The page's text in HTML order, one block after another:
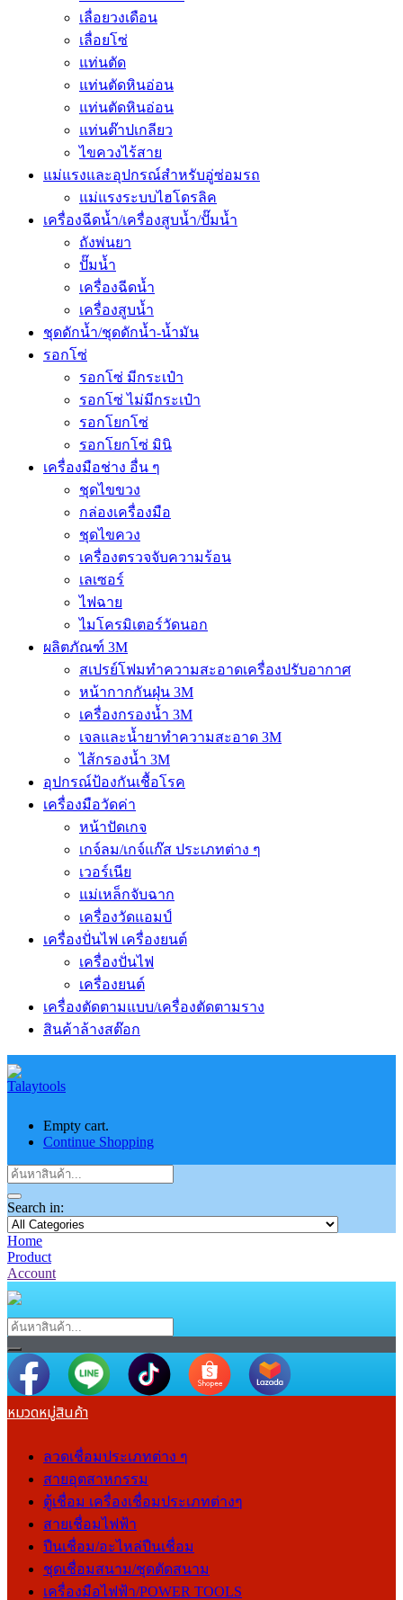
เลื่อยวงเดือน
เลื่อยโซ่
แท่นตัด
แท่นตัดหินอ่อน
แท่นตัดหินอ่อน
แท่นต๊าปเกลียว
ไขควงไร้สาย
แม่แรงและอุปกรณ์สำหรับอู่ซ่อมรถ
แม่แรงระบบไฮโดรลิค
เครื่องฉีดน้ำ/เครื่องสูบน้ำ/ปั๊มน้ำ
ถังพ่นยา
ปั๊มน้ำ
เครื่องฉีดน้ำ
เครื่องสูบน้ำ
ชุดดักน้ำ/ชุดดักน้ำ-น้ำมัน
รอกโซ่
รอกโซ่ มีกระเป๋า
รอกโซ่ ไม่มีกระเป๋า
รอกโยกโซ่
รอกโยกโซ่ มินิ
เครื่องมือช่าง อื่น ๆ
ชุดไขขวง
กล่องเครื่องมือ
ชุดไขควง
เครื่องตรวจจับความร้อน
เลเซอร์
ไฟฉาย
ไมโครมิเตอร์วัดนอก
ผลิตภัณฑ์ 3M
สเปรย์โฟมทำความสะอาดเครื่องปรับอากาศ
หน้ากากกันฝุ่น 3M
เครื่องกรองน้ำ 3M
เจลและน้ำยาทำความสะอาด 3M
ไส้กรองน้ำ 3M
อุปกรณ์ป้องกันเชื้อโรค
เครื่องมือวัดค่า
หน้าปัดเกจ
เกจ์ลม/เกจ์แก๊ส ประเภทต่าง ๆ
เวอร์เนีย
แม่เหล็กจับฉาก
เครื่องวัดแอมป์
เครื่องปั่นไฟ เครื่องยนต์
เครื่องปั่นไฟ
เครื่องยนต์
เครื่องตัดตามแบบ/เครื่องตัดตามราง
สินค้าล้างสต๊อก
Empty cart.
Continue Shopping
Search in:
Home
Product
Account
หมวดหมู่สินค้า
ลวดเชื่อมประเภทต่าง ๆ
สายอุตสาหกรรม
ตู้เชื่อม เครื่องเชื่อมประเภทต่างๆ
สายเชื่อมไฟฟ้า
ปืนเชื่อม/อะไหล่ปืนเชื่อม
ชุดเชื่อมสนาม/ชุดตัดสนาม
เครื่องมือไฟฟ้า/POWER TOOLS